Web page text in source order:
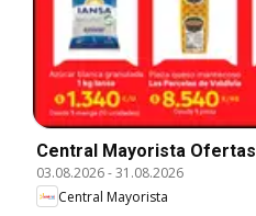
Central Mayorista Ofertas
03.08.2026-31.08.2026
Central Mayorista